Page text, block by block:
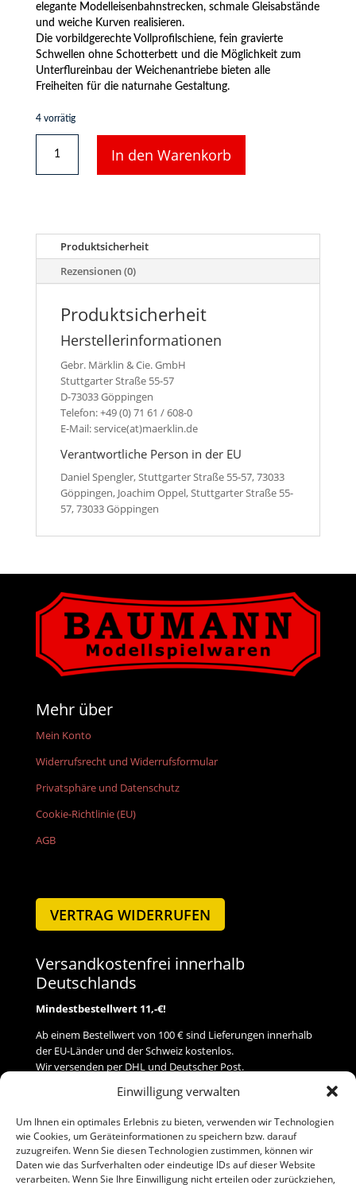
Einwilligung verwalten
Um Ihnen ein optimales Erlebnis zu bieten, verwenden wir Technologien
wie Cookies, um Geräteinformationen zu speichern bzw. darauf
zuzugreifen. Wenn Sie diesen Technologien zustimmen, können wir
Daten wie das Surfverhalten oder eindeutige IDs auf dieser Website
verarbeiten. Wenn Sie Ihre Einwilligung nicht erteilen oder zurückziehen,
elegante Modelleisenbahnstrecken, schmale Gleisabstände
und weiche Kurven realisieren.
Die vorbildgerechte Vollprofilschiene, fein gravierte
Schwellen ohne Schotterbett und die Möglichkeit zum
Unterflureinbau der Weichenantriebe bieten alle
Freiheiten für die naturnahe Gestaltung.
4 vorrätig
2223
-
Radius
Menge
In den Warenkorb
Produktsicherheit
Rezensionen (0)
Produktsicherheit
Herstellerinformationen
Gebr. Märklin & Cie. GmbH
Stuttgarter Straße 55-57
D-73033 Göppingen
Telefon: +49 (0) 71 61 / 608-0
E-Mail: service(at)maerklin.de
Verantwortliche Person in der EU
Daniel Spengler, Stuttgarter Straße 55-57, 73033
Göppingen, Joachim Oppel, Stuttgarter Straße 55-
57, 73033 Göppingen
Mehr über
Mein Konto
Widerrufsrecht und Widerrufsformular
Privatsphäre und Datenschutz
Cookie-Richtlinie (EU)
AGB
VERTRAG WIDERRUFEN
Versandkostenfrei innerhalb
Deutschlands
Mindestbestellwert 11,-€!
Ab einem Bestellwert von 100 € sind Lieferungen innerhalb
der EU-Länder und der Schweiz kostenlos.
Wir versenden per DHL und Deutscher Post.
Versand
Zahlung